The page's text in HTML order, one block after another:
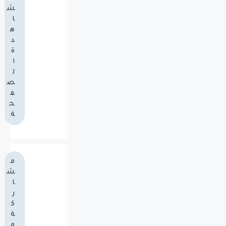
ش
ا
ه
د
ة
ا
ل
ص
ف
ح
ة
م
ش
ا
ر
ك
ة